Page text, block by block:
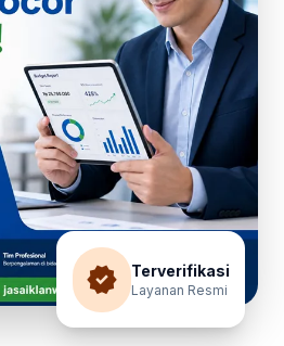
verified Terverifikasi
Layanan Resmi